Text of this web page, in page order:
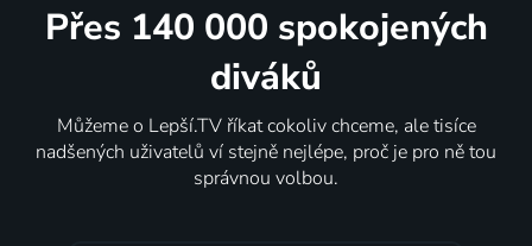
Přes 140 000 spokojených
diváků
Můžeme o Lepší.TV říkat cokoliv chceme, ale tisíce
nadšených uživatelů ví stejně nejlépe, proč je pro ně tou
správnou volbou.